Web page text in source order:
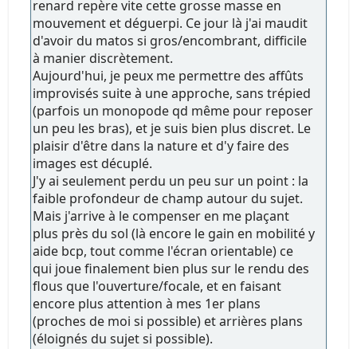
renard repère vite cette grosse masse en
mouvement et déguerpi. Ce jour là j'ai maudit
d'avoir du matos si gros/encombrant, difficile
à manier discrètement.
Aujourd'hui, je peux me permettre des affûts
improvisés suite à une approche, sans trépied
(parfois un monopode qd même pour reposer
un peu les bras), et je suis bien plus discret. Le
plaisir d'être dans la nature et d'y faire des
images est décuplé.
J'y ai seulement perdu un peu sur un point : la
faible profondeur de champ autour du sujet.
Mais j'arrive à le compenser en me plaçant
plus près du sol (là encore le gain en mobilité y
aide bcp, tout comme l'écran orientable) ce
qui joue finalement bien plus sur le rendu des
flous que l'ouverture/focale, et en faisant
encore plus attention à mes 1er plans
(proches de moi si possible) et arrières plans
(éloignés du sujet si possible).